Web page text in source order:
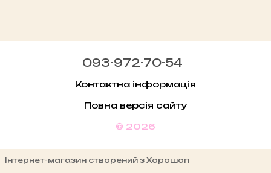
093-972-70-54
Контактна інформація
Повна версія сайту
© 2026
Інтернет-магазин створений з Хорошоп